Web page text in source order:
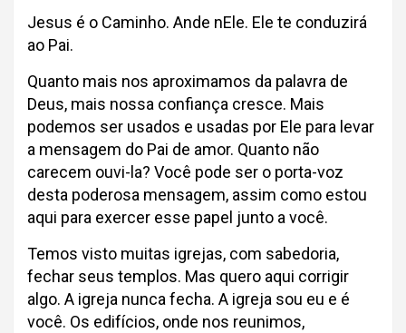
Jesus é o Caminho. Ande nEle. Ele te conduzirá
ao Pai.
Quanto mais nos aproximamos da palavra de
Deus, mais nossa confiança cresce. Mais
podemos ser usados e usadas por Ele para levar
a mensagem do Pai de amor. Quanto não
carecem ouvi-la? Você pode ser o porta-voz
desta poderosa mensagem, assim como estou
aqui para exercer esse papel junto a você.
Temos visto muitas igrejas, com sabedoria,
fechar seus templos. Mas quero aqui corrigir
algo. A igreja nunca fecha. A igreja sou eu e é
você. Os edifícios, onde nos reunimos,